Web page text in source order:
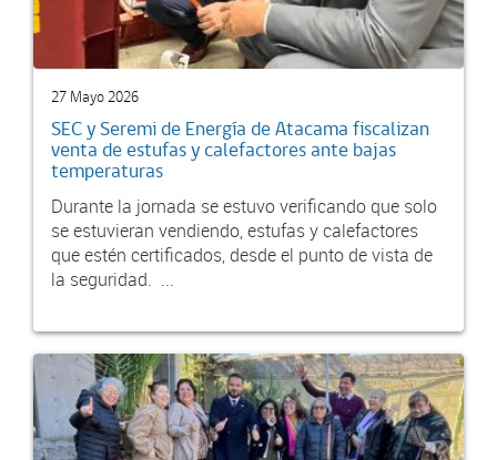
27 Mayo 2026
SEC y Seremi de Energía de Atacama fiscalizan
venta de estufas y calefactores ante bajas
temperaturas
Durante la jornada se estuvo verificando que solo
se estuvieran vendiendo, estufas y calefactores
que estén certificados, desde el punto de vista de
la seguridad. ...